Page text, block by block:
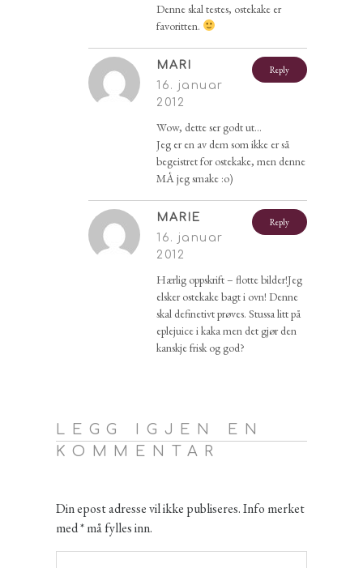
Denne skal testes, ostekake er
favoritten.
Reply
MARI
16. januar
2012
Wow, dette ser godt ut…
Jeg er en av dem som ikke er så
begeistret for ostekake, men denne
MÅ jeg smake :o)
Reply
MARIE
16. januar
2012
Hærlig oppskrift – flotte bilder!Jeg
elsker ostekake bagt i ovn! Denne
skal definetivt prøves. Stussa litt på
eplejuice i kaka men det gjør den
kanskje frisk og god?
LEGG IGJEN EN
KOMMENTAR
Din epost adresse vil ikke publiseres. Info merket
med * må fylles inn.